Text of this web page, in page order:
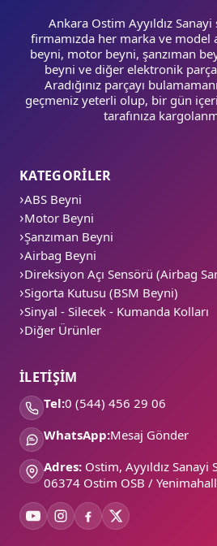
Ankara Ostim Ayyıldız
firmamızda her marka ve model
beyni, motor beyni, şanzıman
beyni ve diğer elektronik
Aradığınız parçayı
geçmeniz yeterli olup, bir gün
tarafınıza
KATEGORİLER
ABS Beyni
Motor Beyni
Şanzıman Beyni
Airbag Beyni
Direksiyon Açı Sensörü (Airbag
Sigorta Kutusu (BSM Beyni)
Sinyal - Silecek - Kumanda Kolları
Diğer Ürünler
İLETİŞİM
Tel:0 (544) 456 29 06
WhatsApp:Mesaj Gönder
Adres: Ostim, Ayyıldız Sanayi
06374 Ostim OSB /